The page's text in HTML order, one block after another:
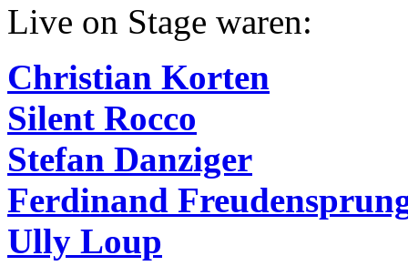
Live on Stage waren:
Christian Korten
Silent Rocco
Stefan Danziger
Ferdinand
Ully Loup